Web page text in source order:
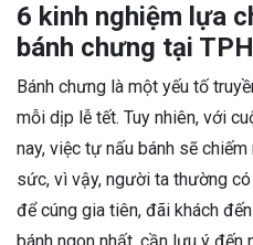
6 kinh nghiệm lựa
bánh chưng tại
Bánh chưng là một yếu tố
mỗi dịp lễ tết. Tuy nhiên, với
nay, việc tự nấu bánh sẽ
sức, vì vậy, người ta thường
để cúng gia tiên, đãi khách